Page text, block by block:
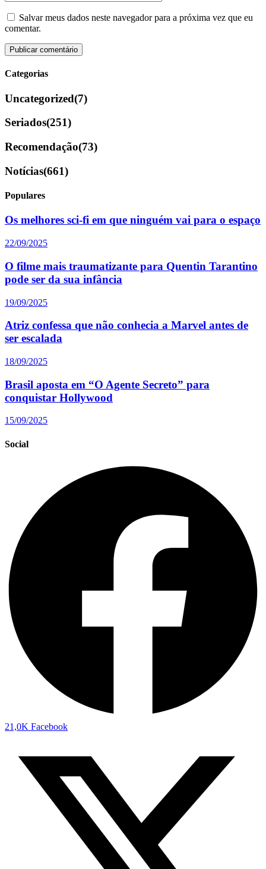
Salvar meus dados neste navegador para a próxima vez que eu
comentar.
Categorias
Uncategorized(7)
Seriados(251)
Recomendação(73)
Notícias(661)
Populares
Os melhores sci-fi em que ninguém vai para o espaço
22/09/2025
O filme mais traumatizante para Quentin Tarantino
pode ser da sua infância
19/09/2025
Atriz confessa que não conhecia a Marvel antes de
ser escalada
18/09/2025
Brasil aposta em “O Agente Secreto” para
conquistar Hollywood
15/09/2025
Social
21,0K Facebook